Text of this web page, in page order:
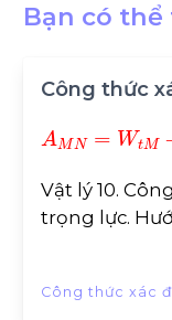
Bạn có
Công thức
A Wt
Vật lý 10.
trọng lực.
Công thức xác